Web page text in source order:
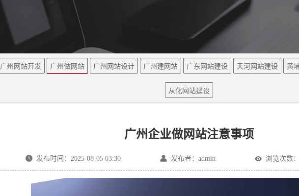
广州网站开发 广州做网站 广州网站设计 广州建网站 广东网站建设 天河网站建设 黄
从化网站建设
广州企业做网站注意事项
发布时间：2025-08-05 03:30 发布者：admin 浏览次数